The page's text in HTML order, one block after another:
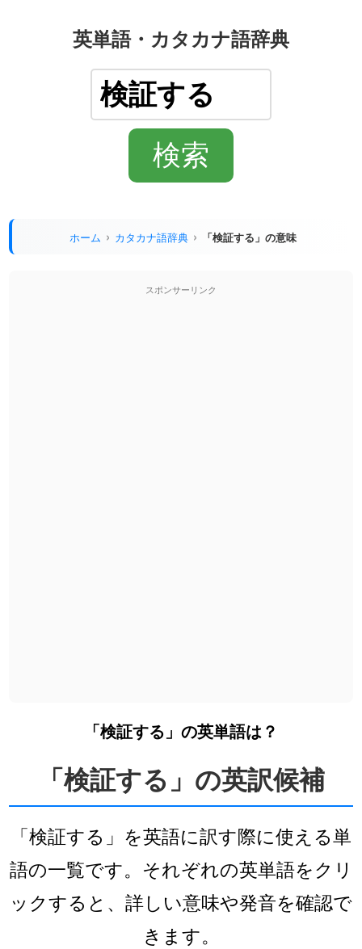
英単語・カタカナ語辞典
ホーム カタカナ語辞典 「検証する」の意味
スポンサーリンク
「検証する」の英単語は？
「検証する」の英訳候補
「検証する」を英語に訳す際に使える単
語の一覧です。それぞれの英単語をクリ
ックすると、詳しい意味や発音を確認で
きます。